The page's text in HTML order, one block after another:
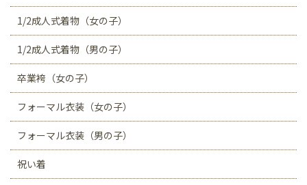
1/2成人式着物（女の子）
1/2成人式着物（男の子）
卒業袴（女の子）
フォーマル衣装（女の子）
フォーマル衣装（男の子）
祝い着